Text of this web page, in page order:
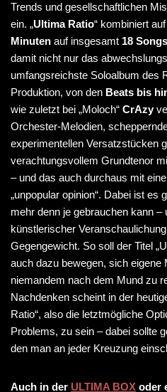
Trends und gesellschaftlichen
ein. „Ultima Ratio“ kombiniert
Minuten auf insgesamt 18 Songs
damit nicht nur das
umfangsreichste Soloalbum des
Produktion, von den Beats bis
wie zuletzt bei „Moloch“ CrAzy
Orchester-Melodien,
experimentellen Versatzstücken
verachtungsvollem Grundtenor
– und das auch durchaus mit
„unpopular opinion“. Dabei ist es
mehr denn je gebrauchen kann
künstlerischer
Gegengewicht. So soll der Titel
auch dazu bewegen, sich eigene
niemandem nach dem Mund zu
Nachdenken scheint in der
Ratio“, also die letztmögliche
Problems, zu sein – dabei sollte
den man an jeder Kreuzung
Auch in der ULTIMA BOX oder